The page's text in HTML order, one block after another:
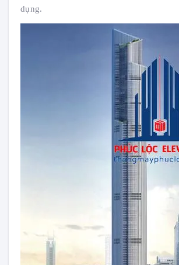
dụng.